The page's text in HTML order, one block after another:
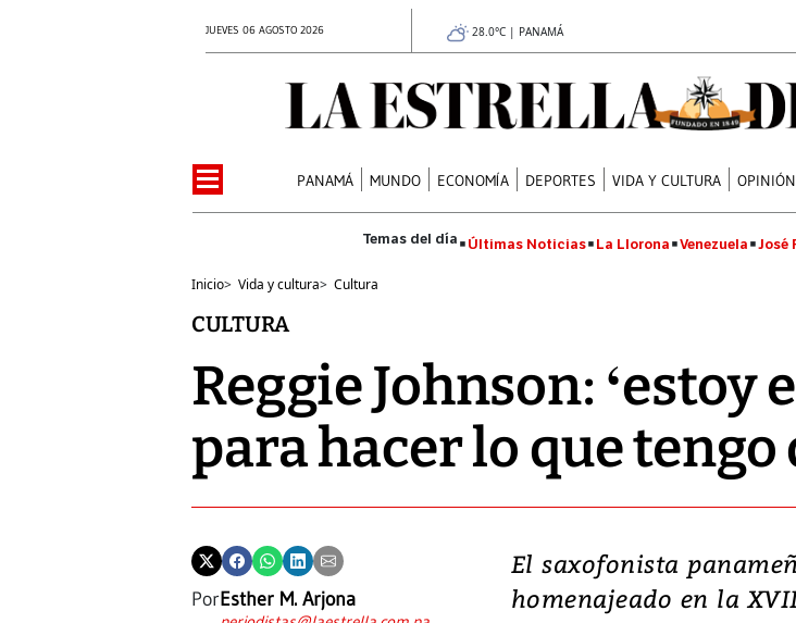
JUEVES 06 AGOSTO 2026 28.0°C | PANAMÁ
PANAMÁ MUNDO ECONOMÍA DEPORTES VIDA Y CULTURA OPINIÓN
Últimas Noticias La Llorona Venezuela José
Inicio> Vida y cultura> Cultura
CULTURA
Reggie Johnson: ‘estoy
para hacer lo que tengo
PorEsther M. Arjona
El saxofonista
homenajeado en la
Video, Japón: